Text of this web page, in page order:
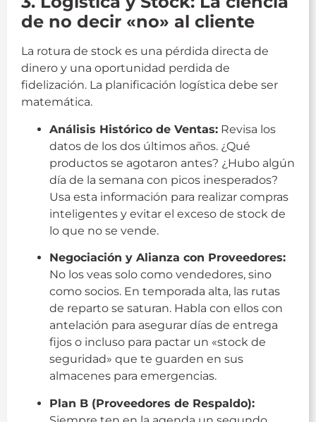
de no decir «no» al cliente
La rotura de stock es una pérdida directa de
dinero y una oportunidad perdida de
fidelización. La planificación logística debe ser
matemática.
Análisis Histórico de Ventas: Revisa los
datos de los dos últimos años. ¿Qué
productos se agotaron antes? ¿Hubo algún
día de la semana con picos inesperados?
Usa esta información para realizar compras
inteligentes y evitar el exceso de stock de
lo que no se vende.
Negociación y Alianza con Proveedores:
No los veas solo como vendedores, sino
como socios. En temporada alta, las rutas
de reparto se saturan. Habla con ellos con
antelación para asegurar días de entrega
fijos o incluso para pactar un «stock de
seguridad» que te guarden en sus
almacenes para emergencias.
Plan B (Proveedores de Respaldo):